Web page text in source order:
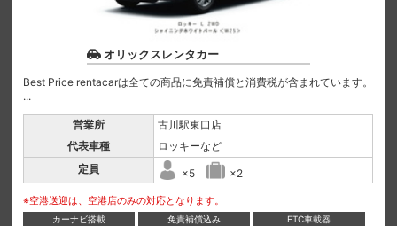
オリックスレンタカー
Best Price rentacarは全ての商品に免責補償と消費税が含まれています。
...
営業所
古川駅東口店
代表車種
ロッキーなど
定員
×5 ×2
※空港送迎は、空港店のみの対応となります。
カーナビ搭載 免責補償込み
ETC車載器